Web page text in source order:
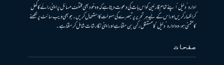
ادارہ ’دلیل‘ اپنے تمام قارئین کو اس بات کی دعوت دیتا ہے کہ وہ خود بھی مختلف مسائل پر اپنی رائے کا کھل
کر اظہار کریں اور اس کے لیے ہر تحریر پر تبصرے کی سہولت کا استعمال کریں۔ جو بھی ویب سائٹ پر لکھنے
کا متمنی ہو، وہ ادارہ ’دلیل‘ کا مستقل رکن بن سکتا ہے اور اپنی نگارشات شامل کرسکتا ہے۔
صفحات